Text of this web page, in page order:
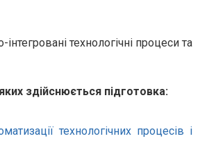
технологічні процеси та
здійснюється підготовка:
технологічних процесів і